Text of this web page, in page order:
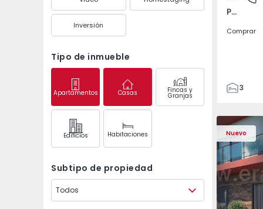
Inversión
Tipo de inmueble
Apartamentos Casas Fincas y
Granjas
Edifícios Habitaciones
Subtipo de propiedad
Todos
Pedrouços, Porto
Comprar
3
105
122
1
-1
Nuevo